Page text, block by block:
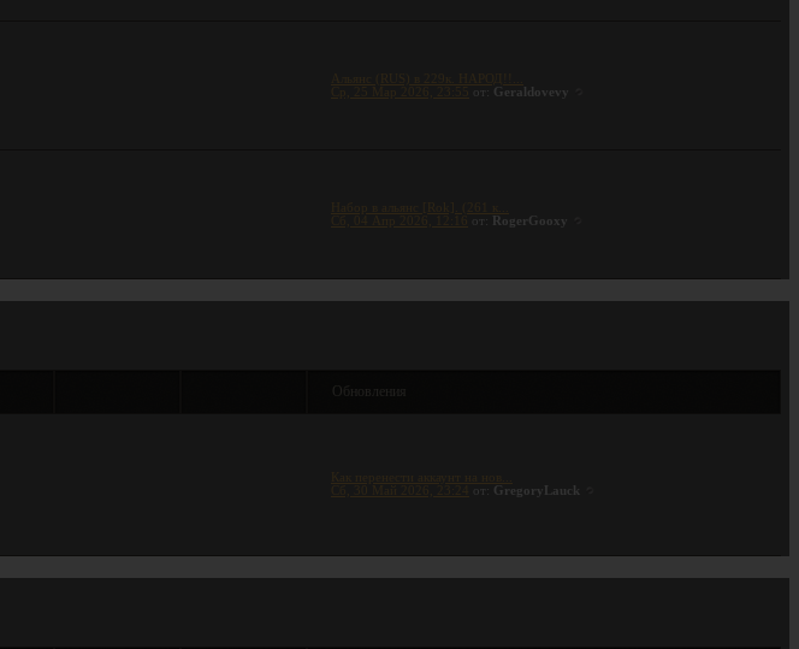
Альянс (RUS) в 229к. НАРОД!!...
Ср, 25 Мар 2026, 23:55
от: Geraldovevy
Набор в альянс [Rok]. (261 к...
от: RogerGooxy
Обновления
Сб, 30 Май 2026, 23:24
от: GregoryLauck